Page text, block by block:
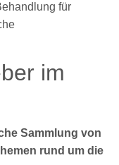
für
im
Sammlung von
rund um die